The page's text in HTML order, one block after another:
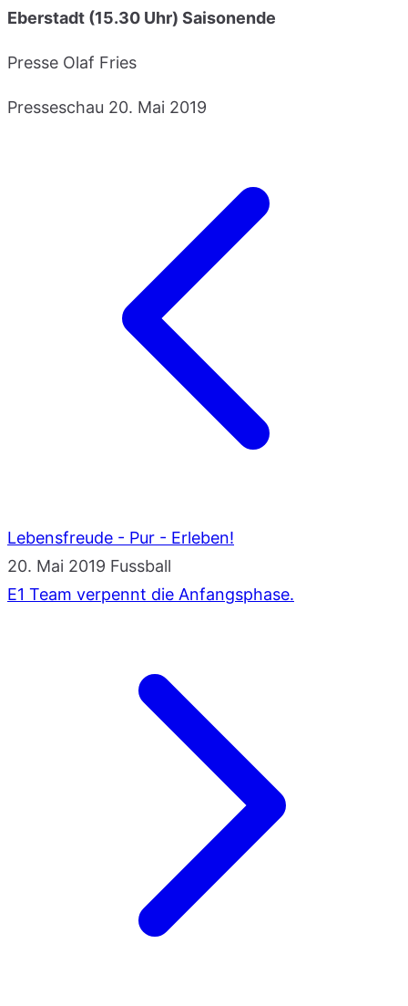
Eberstadt (15.30 Uhr) Saisonende
Presse Olaf Fries
Presseschau 20. Mai 2019
Lebensfreude - Pur - Erleben!
20. Mai 2019 Fussball
E1 Team verpennt die Anfangsphase.